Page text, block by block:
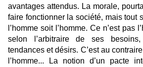
avantages attendus. La morale,
faire fonctionner la société, mais tout
l’homme soit l’homme. Ce n’est pas
selon l’arbitraire de ses
tendances et désirs. C’est au
l’homme... La notion d’un pacte